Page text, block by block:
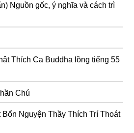
Nguồn gốc, ý nghĩa và cách trì
Thích Ca Buddha lồng tiếng 55
Chú
Nguyện Thầy Thích Trí Thoát